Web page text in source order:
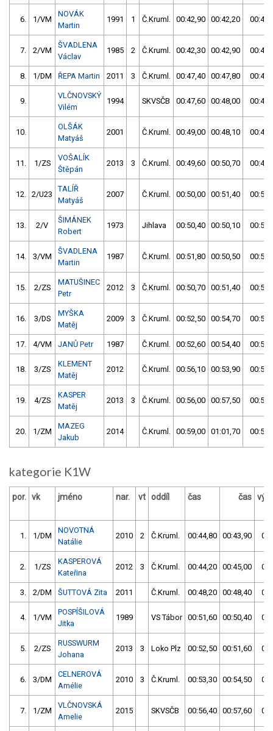
6. 1/VM
NOVÁK
Martin
1991 1 Č.Kruml. 00:42,90 00:42,20
7. 2/VM
ŠVADLENA
Václav
1985 2 Č.Kruml. 00:42,30 00:42,90
8. 1/DM ŘEPA Martin 2011 3 Č.Kruml. 00:47,40 00:47,80
9.
VLČNOVSKÝ
Vilém
1994 SKVSČB 00:47,60 00:48,00
10.
OLŠÁK
Matyáš
2001 Č.Kruml. 00:49,00 00:48,10
11. 1/ZS
VOŠALÍK
Štěpán
2013 3 Č.Kruml. 00:49,60 00:50,70
12. 2/U23
TALÍŘ
Matyáš
2007 Č.Kruml. 00:50,00 00:51,40
13. 2/V
ŠIMÁNEK
Robert
1973 Jihlava 00:50,40 00:50,10
14. 3/VM
ŠVADLENA
Martin
1987 Č.Kruml. 00:51,80 00:50,50
15. 2/ZS
MATUŠINEC
Petr
2012 3 Č.Kruml. 00:50,70 00:51,40
16. 3/DS
MYŠKA
Matěj
2009 3 Č.Kruml. 00:52,50 00:54,70
17. 4/VM JANŮ Petr 1987 Č.Kruml. 00:52,60 00:54,40
18. 3/ZS
KLEMENT
Matěj
2012 Č.Kruml. 00:56,10 00:53,90
19. 4/ZS
KASPER
Matěj
2013 3 Č.Kruml. 00:56,00 00:57,50
20. 1/ZM
MAZEG
Jakub
2014 Č.Kruml. 00:59,00 01:01,70
kategorie K1W
por. vk jméno nar. vt oddíl čas čas
1. 1/DM
NOVOTNÁ
Natálie
2010 2 Č.Kruml. 00:44,80 00:43,90
2. 1/ZS
KASPEROVÁ
Kateřina
2012 3 Č.Kruml. 00:44,20 00:45,00
3. 2/DM ŠUTTOVÁ Zita 2011 Č.Kruml. 00:48,20 00:48,40
4. 1/VM
POSPÍŠILOVÁ
Jitka
1989 VS Tábor 00:51,60 00:50,40
5. 2/ZS
RUSSWURM
Johana
2013 3 Loko Plz 00:52,50 00:51,60
6. 3/DM
CELNEROVÁ
Amélie
2010 3 Č.Kruml. 00:53,30 00:54,50
7. 1/ZM
VLČNOVSKÁ
Amelie
2015 SKVSČB 00:56,40 00:57,60